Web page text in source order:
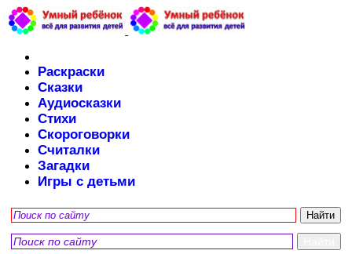
Раскраски
Сказки
Аудиосказки
Стихи
Скороговорки
Считалки
Загадки
Игры с детьми